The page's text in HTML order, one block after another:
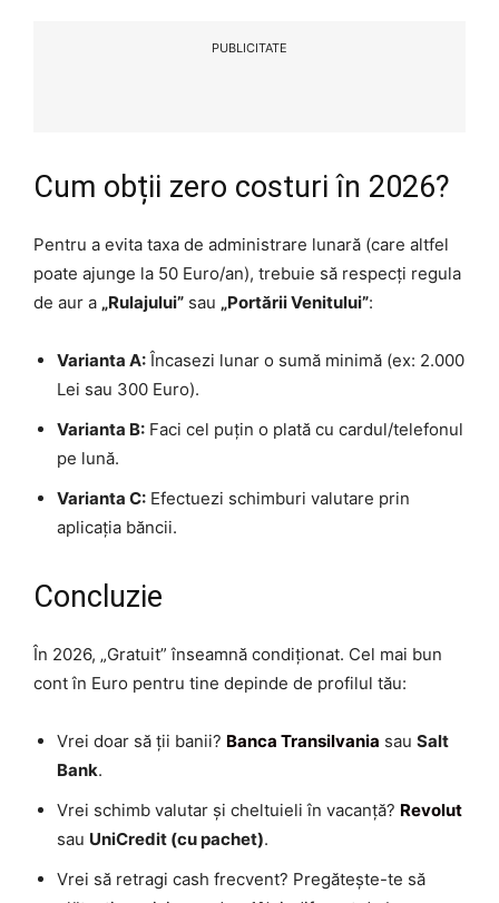
PUBLICITATE
Cum obții zero costuri în 2026?
Pentru a evita taxa de administrare lunară (care altfel
poate ajunge la 50 Euro/an), trebuie să respecți regula
de aur a „Rulajului” sau „Portării Venitului”:
Varianta A: Încasezi lunar o sumă minimă (ex: 2.000
Lei sau 300 Euro).
Varianta B: Faci cel puțin o plată cu cardul/telefonul
pe lună.
Varianta C: Efectuezi schimburi valutare prin
aplicația băncii.
Concluzie
În 2026, „Gratuit” înseamnă condiționat. Cel mai bun
cont în Euro pentru tine depinde de profilul tău:
Vrei doar să ții banii? Banca Transilvania sau Salt
Bank.
Vrei schimb valutar și cheltuieli în vacanță? Revolut
sau UniCredit (cu pachet).
Vrei să retragi cash frecvent? Pregătește-te să